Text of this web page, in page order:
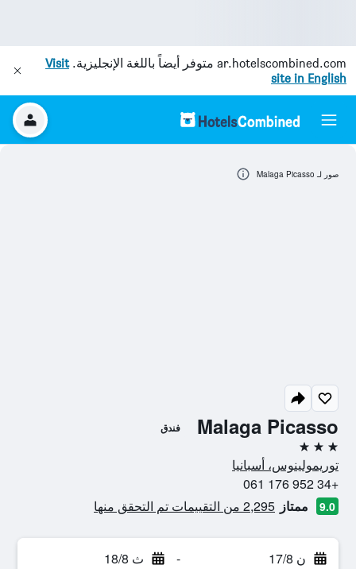
ar.hotelscombined.com متوفر أيضاً باللغة الإنجليزية.Visit
site in English
Malaga Picasso فندق
3 نجوم
توريمولينوس، أسبانيا
+34 952 176 061
9.0 ممتاز 2,295 من التقييمات تم التحقق منها
ن 17/8 - ث 18/8
صور لـ Malaga Picasso